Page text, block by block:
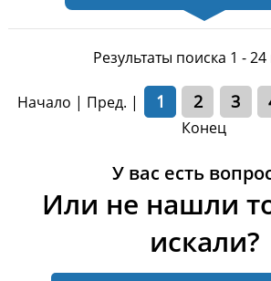
Результаты поиска 1 -
Начало | Пред. | 1 2 3
Конец
У вас есть
Или не нашли
искали?